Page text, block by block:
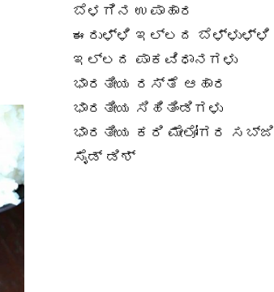
ಬೆಳಗಿನ ಉಪಾಹಾರ
ಈರುಳ್ಳಿ ಇಲ್ಲದ ಬೆಳ್ಳುಳ್ಳಿ
ಇಲ್ಲದ ಪಾಕವಿಧಾನಗಳು
ಭಾರತೀಯ ರಸ್ತೆ ಆಹಾರ
ಭಾರತೀಯ ಸಿಹಿತಿಂಡಿಗಳು
ಭಾರತೀಯ ಕರಿ ಮೇಲೋಗರ ಸಬ್ಜಿ
ಸೈಡ್ ಡಿಶ್